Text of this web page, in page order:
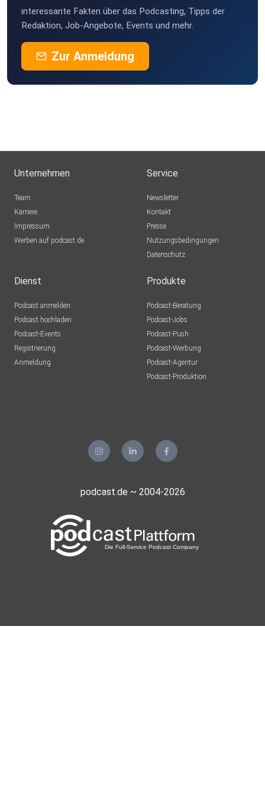
interessante Fakten über das Podcasting, Tipps der
Redaktion, Job-Angebote, Events und mehr.
Zur Anmeldung
Unternehmen
Team
Karriere
Impressum
Werben auf podcast.de
Service
Newsletter
Kontakt
Presse
Nutzungsbedingungen
Datenschutz
Dienst
Podcast anmelden
Podcast hochladen
Podcast-Events
Registrierung
Anmeldung
Produkte
Podcast-Beratung
Podcast-Jobs
Podcast-Push
Podcast-Werbung
Podcast-Agentur
Podcast-Produktion
podcast.de ~ 2004-2026